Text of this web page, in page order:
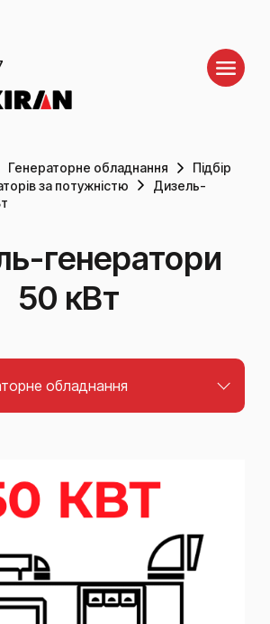
Генераторне обладнання
Підбір
за потужністю
Дизель-
генератори
50 кВт
обладнання